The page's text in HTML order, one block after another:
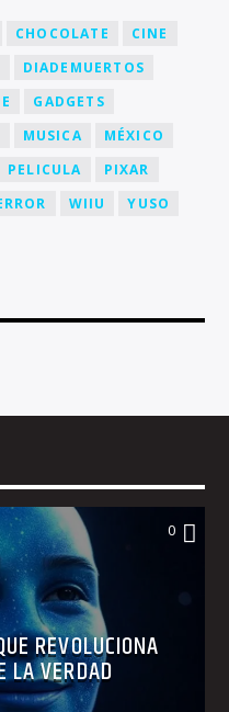
CHOCOLATE
CINE
DIADEMUERTOS
GADGETS
MUSICA
MÉXICO
PELICULA
PIXAR
WIIU YUSO
0
REVOLUCIONA
LA VERDAD